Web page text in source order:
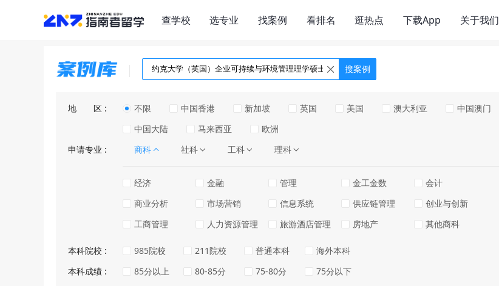
查学校 选专业 找案例 看排名 逛热点 下载App 关于我们
搜案例
地区 不限 中国香港 新加坡 英国 美国 澳大利亚
中国澳门
中国大陆
马来西亚
欧洲
申请专业
商科 社科 工科 理科
经济 金融 管理 金工金数
会计
商业分析
市场营销 信息系统 供应链管理
创业与创新
工商管理
人力资源管理 旅游酒店管理 房地产 其他商科
本科院校 985院校 211院校 普通本科
海外本科
本科成绩
85分以上 80-85分 75-80分 75分以下